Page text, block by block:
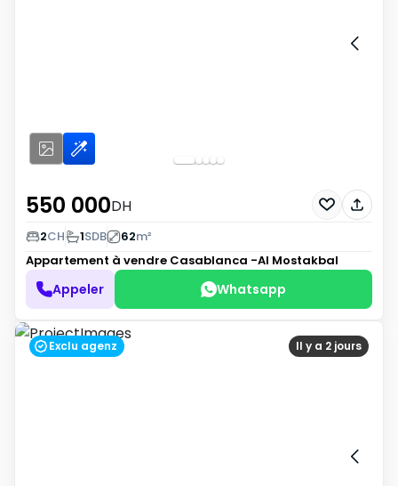
550 000DH
2CH 1SDB 62m²
Appartement à vendre Casablanca -Al Mostakbal
Appeler Whatsapp
Il y a 2 jours
Exclu agenz